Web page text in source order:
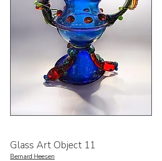
Glass Art Object 11
Bernard Heesen